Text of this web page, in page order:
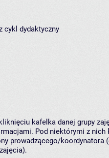
cykl dydaktyczny
kafelka danej grupy
Pod niektórymi z nich
prowadzącego/koordynatora